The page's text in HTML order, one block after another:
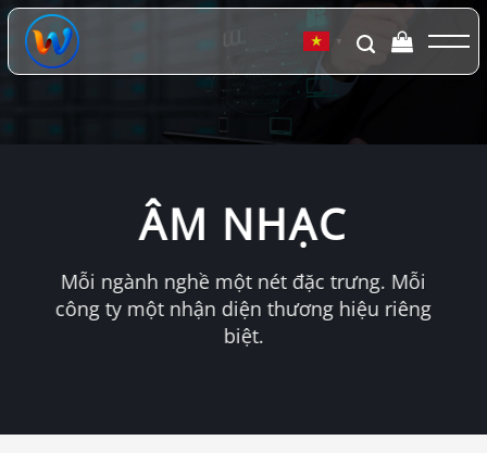
Chuyển
đến
dung
▼
ÂM NHẠC
Mỗi ngành nghề một nét đặc trưng. Mỗi
công ty một nhận diện thương hiệu riêng
biệt.